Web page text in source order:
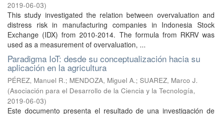
2019-06-03)
This study investigated the relation between overvaluation and
distress risk in manufacturing companies in Indonesia Stock
Exchange (IDX) from 2010-2014. The formula from RKRV was
used as a measurement of overvaluation, ...
Paradigma IoT: desde su conceptualización hacia su
aplicación en la agricultura
PÉREZ, Manuel R.; MENDOZA, Miguel A.; SUAREZ, Marco J.
(Asociación para el Desarrollo de la Ciencia y la Tecnología,
2019-06-03)
Este documento presenta el resultado de una investigación de